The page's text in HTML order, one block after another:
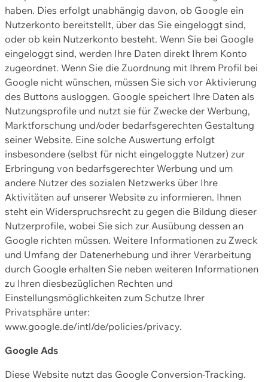
haben. Dies erfolgt unabhängig davon, ob Google ein
Nutzerkonto bereitstellt, über das Sie eingeloggt sind,
oder ob kein Nutzerkonto besteht. Wenn Sie bei Google
eingeloggt sind, werden Ihre Daten direkt Ihrem Konto
zugeordnet. Wenn Sie die Zuordnung mit Ihrem Profil bei
Google nicht wünschen, müssen Sie sich vor Aktivierung
des Buttons ausloggen. Google speichert Ihre Daten als
Nutzungsprofile und nutzt sie für Zwecke der Werbung,
Marktforschung und/oder bedarfsgerechten Gestaltung
seiner Website. Eine solche Auswertung erfolgt
insbesondere (selbst für nicht eingeloggte Nutzer) zur
Erbringung von bedarfsgerechter Werbung und um
andere Nutzer des sozialen Netzwerks über Ihre
Aktivitäten auf unserer Website zu informieren. Ihnen
steht ein Widerspruchsrecht zu gegen die Bildung dieser
Nutzerprofile, wobei Sie sich zur Ausübung dessen an
Google richten müssen. Weitere Informationen zu Zweck
und Umfang der Datenerhebung und ihrer Verarbeitung
durch Google erhalten Sie neben weiteren Informationen
zu Ihren diesbezüglichen Rechten und
Einstellungsmöglichkeiten zum Schutze Ihrer
Privatsphäre unter:
www.google.de/intl/de/policies/privacy.
Google Ads
Diese Website nutzt das Google Conversion-Tracking.